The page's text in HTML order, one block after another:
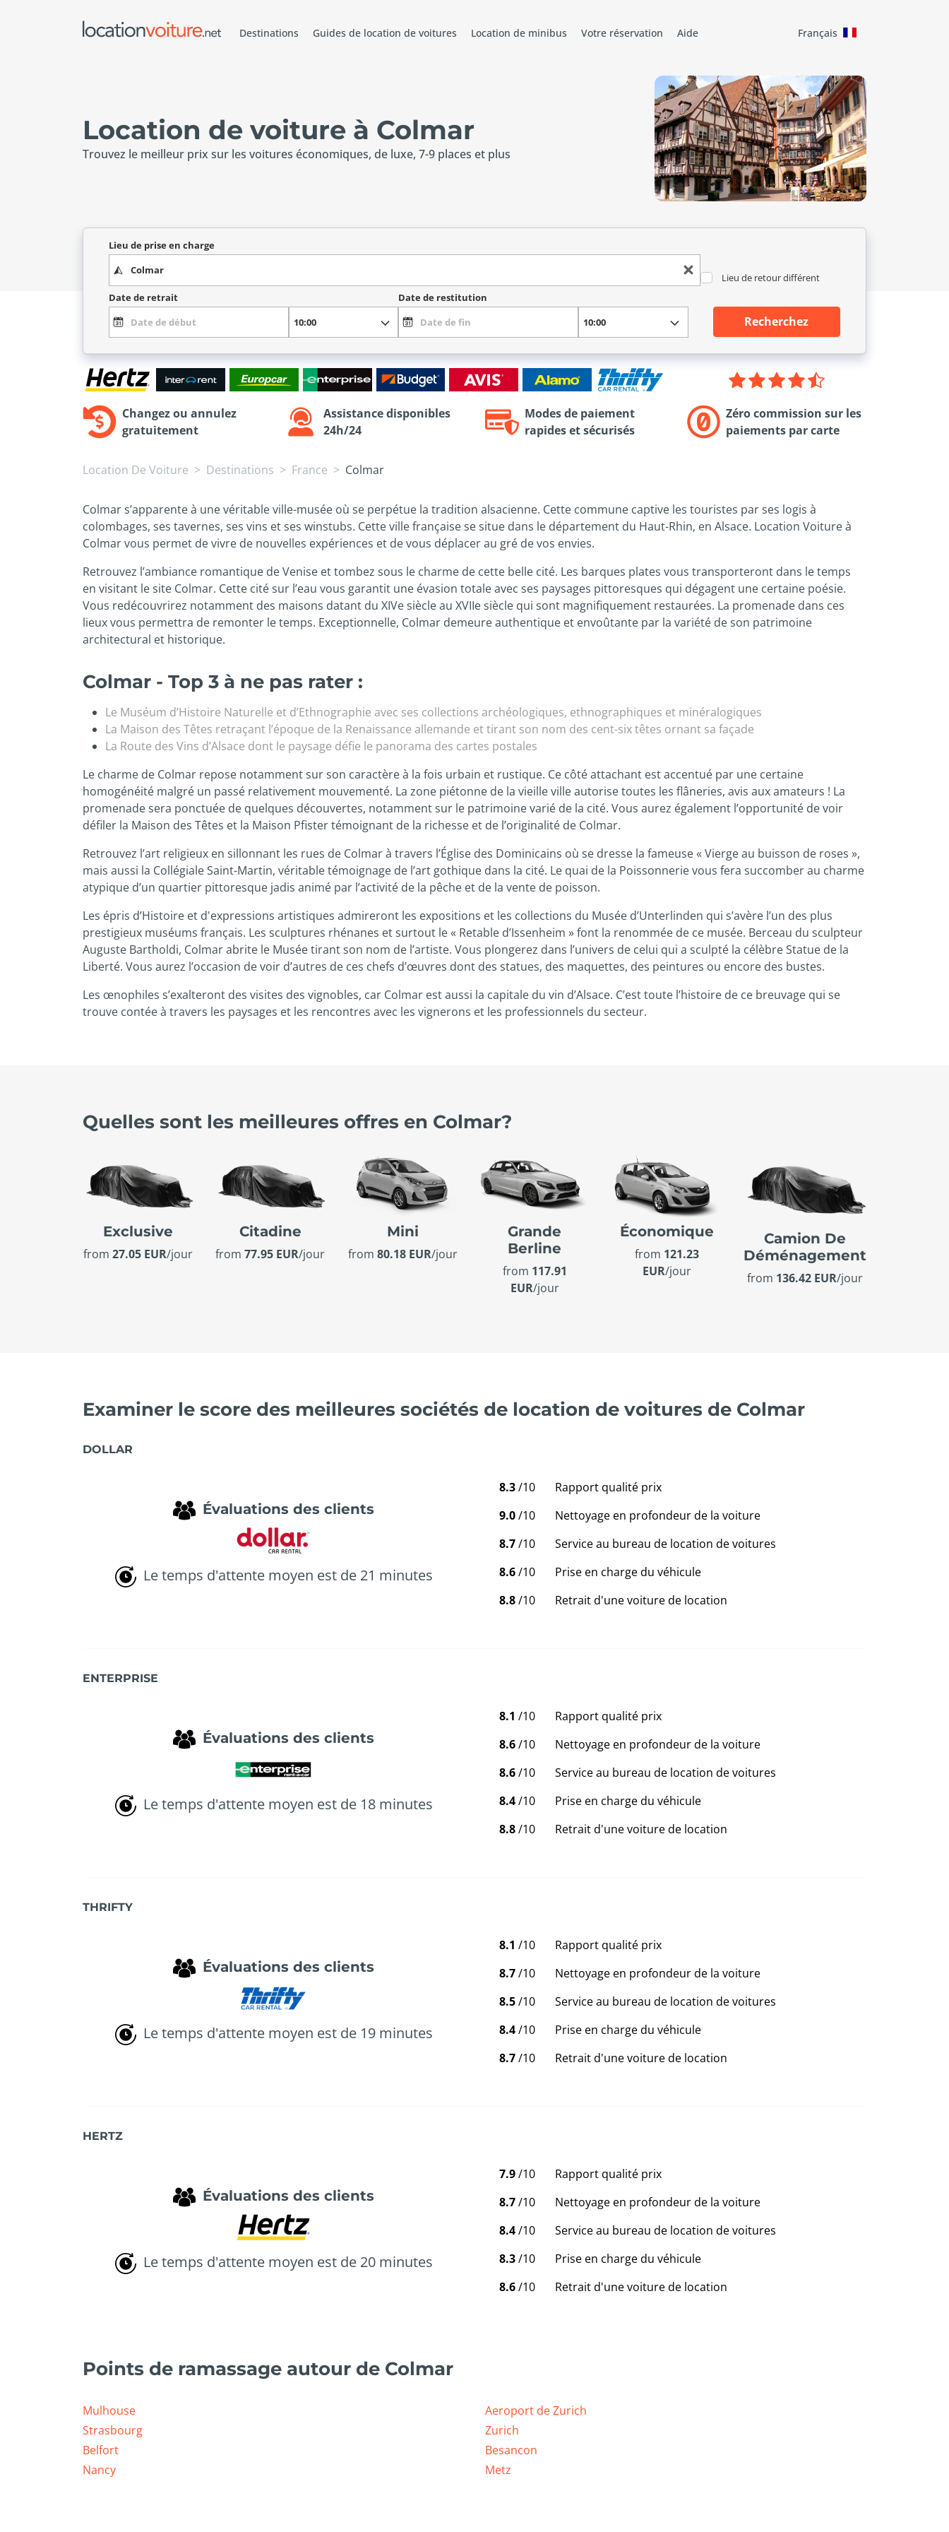
Destinations Guides de location de voitures Location de minibus Votre réservation Aide Français
Location de voiture à Colmar
Trouvez le meilleur prix sur les voitures économiques, de luxe, 7-9 places et plus
Lieu de prise en charge
Lieu de retour différent
Date de retrait
Date de restitution
Recherchez
Changez ou annulez
gratuitement
Assistance disponibles
24h/24
Modes de paiement
rapides et sécurisés
Zéro commission sur les
paiements par carte
Location De Voiture Destinations France Colmar
Colmar s’apparente à une véritable ville-musée où se perpétue la tradition alsacienne. Cette commune captive les touristes par ses logis à
colombages, ses tavernes, ses vins et ses winstubs. Cette ville française se situe dans le département du Haut-Rhin, en Alsace. Location Voiture à
Colmar vous permet de vivre de nouvelles expériences et de vous déplacer au gré de vos envies.
Retrouvez l’ambiance romantique de Venise et tombez sous le charme de cette belle cité. Les barques plates vous transporteront dans le temps
en visitant le site Colmar. Cette cité sur l’eau vous garantit une évasion totale avec ses paysages pittoresques qui dégagent une certaine poésie.
Vous redécouvrirez notamment des maisons datant du XIVe siècle au XVIIe siècle qui sont magnifiquement restaurées. La promenade dans ces
lieux vous permettra de remonter le temps. Exceptionnelle, Colmar demeure authentique et envoûtante par la variété de son patrimoine
architectural et historique.
Colmar - Top 3 à ne pas rater :
Le Muséum d’Histoire Naturelle et d’Ethnographie avec ses collections archéologiques, ethnographiques et minéralogiques
La Maison des Têtes retraçant l’époque de la Renaissance allemande et tirant son nom des cent-six têtes ornant sa façade
La Route des Vins d’Alsace dont le paysage défie le panorama des cartes postales
Le charme de Colmar repose notamment sur son caractère à la fois urbain et rustique. Ce côté attachant est accentué par une certaine
homogénéité malgré un passé relativement mouvementé. La zone piétonne de la vieille ville autorise toutes les flâneries, avis aux amateurs ! La
promenade sera ponctuée de quelques découvertes, notamment sur le patrimoine varié de la cité. Vous aurez également l’opportunité de voir
défiler la Maison des Têtes et la Maison Pfister témoignant de la richesse et de l’originalité de Colmar.
Retrouvez l’art religieux en sillonnant les rues de Colmar à travers l’Église des Dominicains où se dresse la fameuse « Vierge au buisson de roses »,
mais aussi la Collégiale Saint-Martin, véritable témoignage de l’art gothique dans la cité. Le quai de la Poissonnerie vous fera succomber au charme
atypique d’un quartier pittoresque jadis animé par l’activité de la pêche et de la vente de poisson.
Les épris d’Histoire et d'expressions artistiques admireront les expositions et les collections du Musée d’Unterlinden qui s’avère l’un des plus
prestigieux muséums français. Les sculptures rhénanes et surtout le « Retable d’Issenheim » font la renommée de ce musée. Berceau du sculpteur
Auguste Bartholdi, Colmar abrite le Musée tirant son nom de l’artiste. Vous plongerez dans l’univers de celui qui a sculpté la célèbre Statue de la
Liberté. Vous aurez l’occasion de voir d’autres de ces chefs d’œuvres dont des statues, des maquettes, des peintures ou encore des bustes.
Les œnophiles s’exalteront des visites des vignobles, car Colmar est aussi la capitale du vin d’Alsace. C’est toute l’histoire de ce breuvage qui se
trouve contée à travers les paysages et les rencontres avec les vignerons et les professionnels du secteur.
Quelles sont les meilleures offres en Colmar?
Exclusive
from27.05 EUR/jour
Citadine
from77.95 EUR/jour
Mini
from 80.18 EUR/jour
Grande
Berline
from 117.91
EUR/jour
Économique
from 121.23
EUR/jour
Camion De
Déménagement
from 136.42 EUR/jour
Examiner le score des meilleures sociétés de location de voitures de Colmar
DOLLAR
Évaluations des clients
Le temps d'attente moyen est de 21 minutes
8.3/10
Rapport qualité prix
9.0/10
Nettoyage en profondeur de la voiture
8.7/10
Service au bureau de location de voitures
8.6/10
Prise en charge du véhicule
8.8/10 Retrait d'une voiture de location
ENTERPRISE
Évaluations des clients
Le temps d'attente moyen est de 18 minutes
8.1 /10
Rapport qualité prix
8.6/10
Nettoyage en profondeur de la voiture
8.6/10
Service au bureau de location de voitures
8.4/10
Prise en charge du véhicule
8.8/10 Retrait d'une voiture de location
THRIFTY
Évaluations des clients
Le temps d'attente moyen est de 19 minutes
8.1 /10
Rapport qualité prix
8.7/10
Nettoyage en profondeur de la voiture
8.5/10
Service au bureau de location de voitures
8.4/10
Prise en charge du véhicule
8.7/10 Retrait d'une voiture de location
HERTZ
Évaluations des clients
Le temps d'attente moyen est de 20 minutes
7.9/10
Rapport qualité prix
8.7/10
Nettoyage en profondeur de la voiture
8.4/10
Service au bureau de location de voitures
8.3/10
Prise en charge du véhicule
8.6/10 Retrait d'une voiture de location
Points de ramassage autour de Colmar
Mulhouse
Strasbourg
Belfort
Nancy
Aeroport de Zurich
Zurich
Besancon
Metz